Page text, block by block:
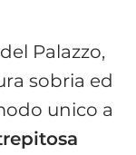
Palazzo,
sobria ed
unico a